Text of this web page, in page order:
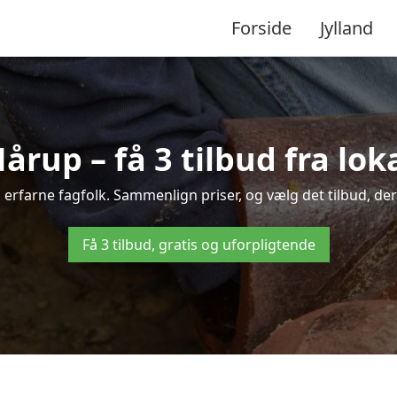
Forside Jylland
– få 3 tilbud fra
fagfolk. Sammenlign priser, og vælg det tilbud,
Få 3 tilbud, gratis og uforpligtende